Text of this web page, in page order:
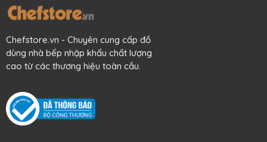
Hũ được sản xuất 100% tại Ý, làm từ thủy tinh cao cấp sáng
phẩm chứa đựng bên trong, an toàn cho sức khỏe người
dùng.
Chất liệu thủy tinh có khả năng chống bám bẩn, dễ chùi rửa,
Thủy tinh trắng trong, dễ dàng nhìn thấy thực phẩm bên
trong, không hấp thụ mùi, không nhiễm màu.
Chefstore.vn - Chuyên cung cấp đồ
dùng nhà bếp nhập khẩu chất lượng
cao từ các thương hiệu toàn cầu.